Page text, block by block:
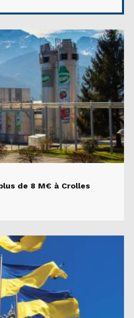
de 8 M€ à Crolles